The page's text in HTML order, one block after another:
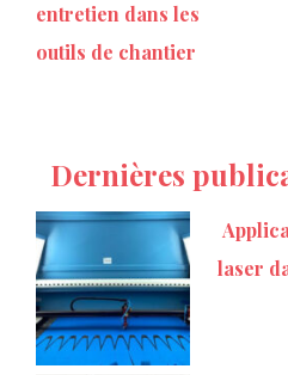
entretien dans les
outils de chantier
Dernières
laser